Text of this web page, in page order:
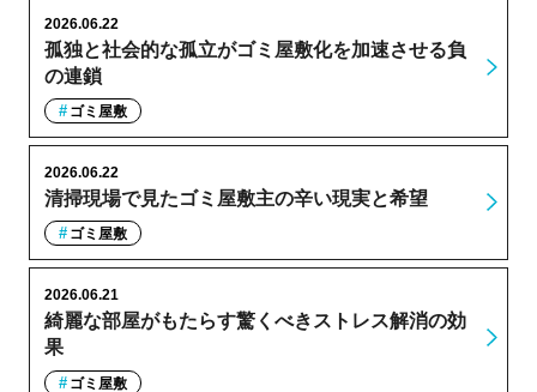
孤独と社会的な孤立がゴミ屋敷化を加速させる負
の連鎖
2026.06.22
ゴミ屋敷
清掃現場で見たゴミ屋敷主の辛い現実と希望
2026.06.22
ゴミ屋敷
綺麗な部屋がもたらす驚くべきストレス解消の効
果
2026.06.21
ゴミ屋敷